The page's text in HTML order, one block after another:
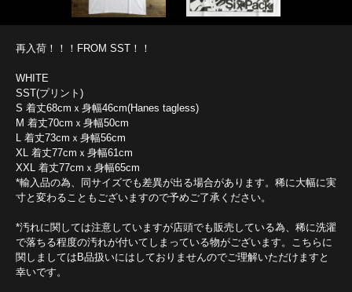
再入荷！！！FROM SST！！
WHITE
SST(プリント)
S 着丈68cmｘ身幅46cm(Hanes tagless)
M 着丈70cmｘ身幅50cm
L 着丈73cmｘ身幅56cm
XL 着丈77cmｘ身幅61cm
XXL 着丈77cmｘ身幅65cm
*輸入品の為、同サイズでも差異が出る場合があります。稀に大幅に実
寸と変わることもございますので予めご了承ください。
*汚れに関しては注意していますが店頭でも販売している為、稀に洗濯
で落ちる程度の汚れが付いてしまっている物がございます。こちらに
関しましてはB品扱いにはしておりませんのでご理解いただけますと
幸いです。